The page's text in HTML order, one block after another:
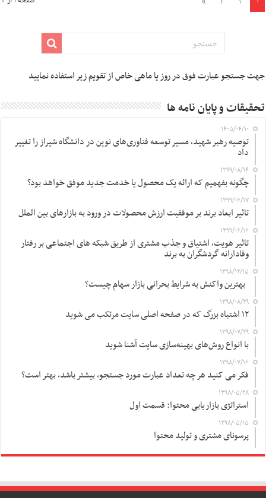
جهت جستجو عبارت فوق در روز یا ماهی خاص از تقویم زیر استفاده نمایید
تحقیقات و پایان نامه ها
۱۴۰۵/۰۴/۱۰
توصیه رهبر شهید، مسیر توسعه فناوری‌های نوین در دانشگاه شیراز را تغییر
داد
۱۳۹۹/۰۸/۱۴
چگونه بفهمیم که ارائه یک محصول یا خدمت جدید موفق خواهد بود؟
۱۳۹۹/۰۶/۱۷
تاثیر ابعاد برند بر موفقیت ارزش محصولات در ورود به بازارهای بین الملل
۱۳۹۹/۰۶/۱۶
تاثیر هویت، اشتیاق و جذب مشتری از طریق شبکه های اجتماعی بر رفتار
وفادارانه گردشگران به برند
۱۳۹۸/۱۲/۱۵
بهترین واکنش به شرایط بحرانی بازار سهام چیست؟
۱۳۹۸/۰۸/۲۹
۱۲ اشتباه بزرگ که در صفحه اصلی سایت مرتکب می شوید
۱۳۹۸/۰۷/۲۹
با انواع روش‌های بهینه‌سازی سایت آشنا شوید
۱۳۹۸/۰۷/۱۶
فکر می کنید هر چه تعداد عبارت مورد جستجو، بیشتر باشد، بهتر است؟
۱۳۹۸/۰۵/۲۸
استراتژی بازاریابی محتوا: قسمت اول
۱۳۹۸/۰۵/۱۵
پرسونای مشتری و تولید محتوا